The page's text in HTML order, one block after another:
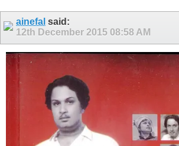
ainefal said:
12th December 2015 08:58 AM